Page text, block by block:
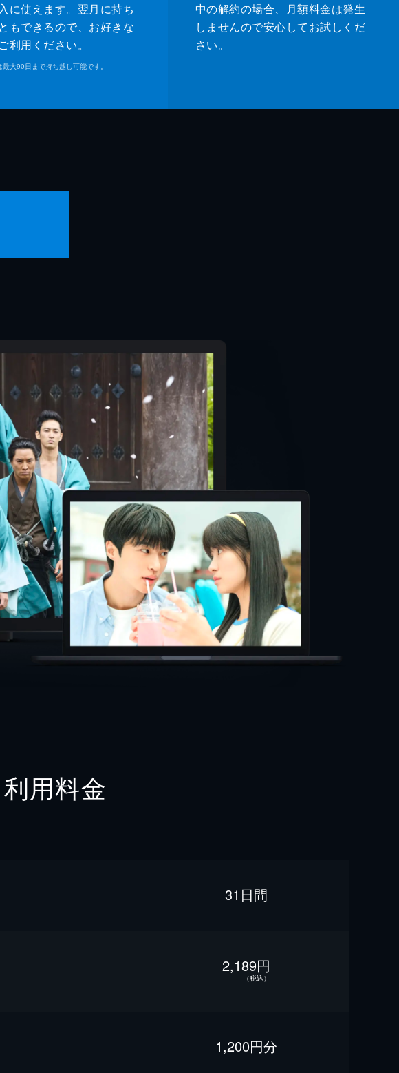
に使えます。翌月に持ち
もできるので、お好きな
利用ください。
大90日まで持ち越し可能です。
中の解約の場合、月額料金は発生
しませんので安心してお試しくだ
さい。
用料金
31日間
2,189円
（税込）
1,200円分